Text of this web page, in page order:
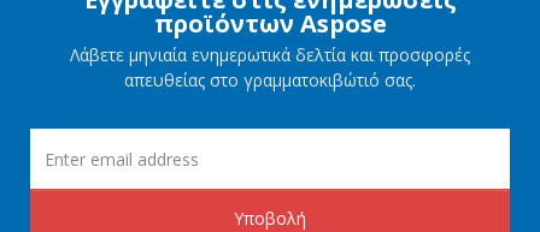
προϊόντων Aspose
Λάβετε μηνιαία ενημερωτικά δελτία και προσφορές
απευθείας στο γραμματοκιβώτιό σας.
Υποβολή